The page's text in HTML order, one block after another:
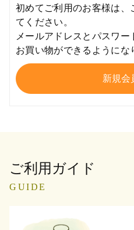
初めてご利用のお客様は、
てください。
メールアドレスとパスワ
お買い物ができるようにな
ご利用ガイド
GUIDE